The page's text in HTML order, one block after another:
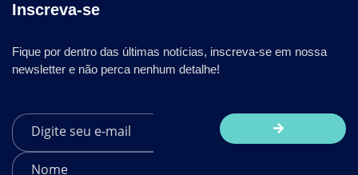
Inscreva-se
Fique por dentro das últimas notícias, inscreva-se em nossa
newsletter e não perca nenhum detalhe!